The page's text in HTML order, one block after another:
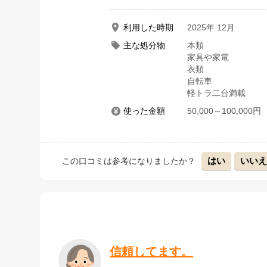
利用した時期
2025年 12月
主な処分物
本類
家具や家電
衣類
自転車
軽トラ二台満載
使った金額
50,000～100,000円
この口コミは参考になりましたか？ はい いいえ
信頼してます。